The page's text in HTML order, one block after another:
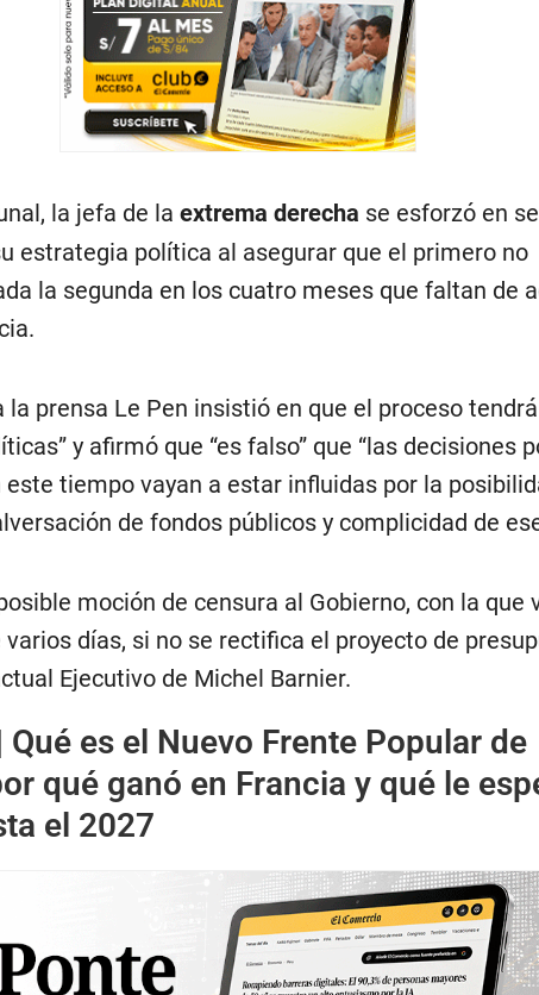
la jefa de la extrema derecha se esforzó en
estrategia política al asegurar que el primero no
la segunda en los cuatro meses que faltan de
la prensa Le Pen insistió en que el proceso tendrá
y afirmó que “es falso” que “las decisiones
tiempo vayan a estar influidas por la
de fondos públicos y complicidad de
moción de censura al Gobierno, con la que
días, si no se rectifica el proyecto de
Ejecutivo de Michel Barnier.
Qué es el Nuevo Frente Popular de
qué ganó en Francia y qué le
el 2027